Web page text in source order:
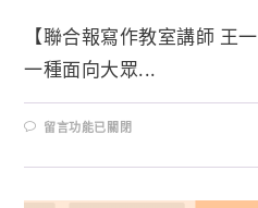
【聯合報寫作教室講師 王
一種面向大眾...
留言功能已關閉